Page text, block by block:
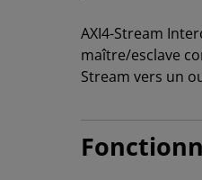
AXI4-Stream
maître/esclave
Stream vers un